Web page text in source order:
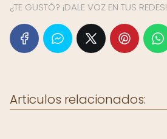
¿TE GUSTÓ? ¡DALE VOZ EN TUS REDES!
Articulos relacionados: